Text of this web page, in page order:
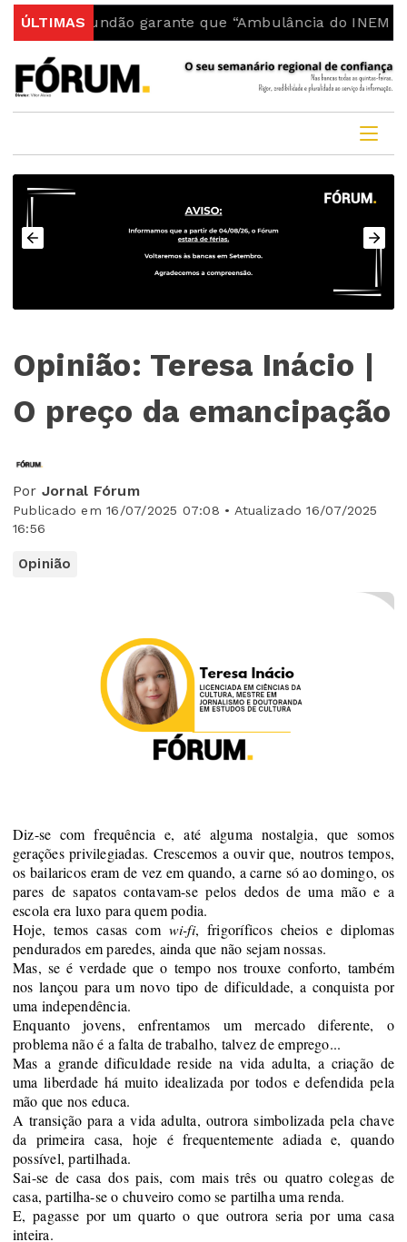
ÚLTIMAS
do Fundão garante que “Ambulância do INEM fica no
Opinião: Teresa Inácio |
O preço da emancipação
Por Jornal Fórum
Publicado em 16/07/2025 07:08 • Atualizado 16/07/2025
16:56
Opinião
Diz-se com frequência e, até alguma nostalgia, que somos
gerações privilegiadas. Crescemos a ouvir que, noutros tempos,
os bailaricos eram de vez em quando, a carne só ao domingo, os
pares de sapatos contavam-sepelos dedos de uma mãoe a
escola era luxo para quem podia.
Hoje, temos casas com wi-fi, frigoríficos cheios e diplomas
pendurados emparedes, ainda que não sejam nossas.
Mas, se é verdade que o tempo nos trouxe conforto, também
nos lançou para um novo tipo de dificuldade, a conquistapor
uma independência.
Enquantojovens, enfrentamos um mercado diferente, o
problema não é a falta de trabalho, talvez de emprego...
Mas a grande dificuldadereside na vida adulta, a criação de
uma liberdade há muito idealizada por todos e defendida pela
mão que nos educa.
A transição para a vida adulta, outrora simbolizada pela chave
da primeira casa, hoje é frequentemente adiada e, quando
possível, partilhada.
Sai-se de casa dos pais, com mais três ou quatrocolegas de
casa, partilha-se o chuveiro como se partilhauma renda.
E, pagasse por um quarto o que outrora seria por uma casa
inteira.